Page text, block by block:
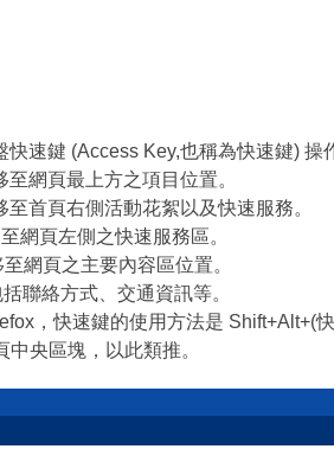
快速鍵 (Access Key,也稱為快速鍵) 操
網頁最上方之項目位置。
首頁右側活動花絮以及快速服務。
網頁左側之快速服務區。
網頁之主要內容區位置。
聯絡方式、交通資訊等。
，快速鍵的使用方法是 Shift+Alt+(
央區塊，以此類推。